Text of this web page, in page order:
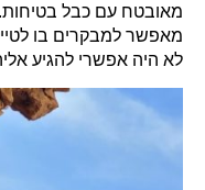
מאובטח עם כבל
מאפשר למבקרים בו
לא היה אפשרי להגיע